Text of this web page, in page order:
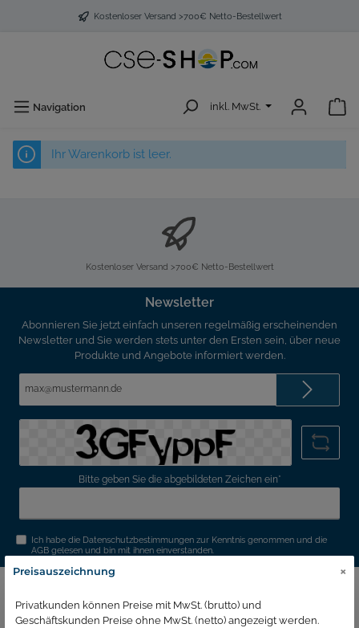
Kostenloser Versand >700€ Netto-Bestellwert
Navigation inkl. MwSt.
Ihr Warenkorb ist leer.
Kostenloser Versand >700€ Netto-Bestellwert
Newsletter
Abonnieren Sie jetzt einfach unseren regelmäßig erscheinenden
Newsletter und Sie werden stets unter den Ersten sein, über neue
Produkte und Angebote informiert werden.
Bitte geben Sie die abgebildeten Zeichen ein*
Ich habe die Datenschutzbestimmungen zur Kenntnis genommen und die
AGB gelesen und bin mit ihnen einverstanden.
Shopservice
Preisauszeichnung ×
Privatkunden können Preise mit MwSt. (brutto) und
Geschäftskunden Preise ohne MwSt. (netto) angezeigt werden.